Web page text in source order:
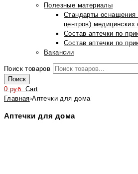
Полезные материалы
Стандарты оснащения
центров) медицинских
Состав аптечки по
Состав аптечки по
Вакансии
Поиск товаров
Поиск
0 руб. Cart
Главная›Аптечки для дома
Аптечки для дома